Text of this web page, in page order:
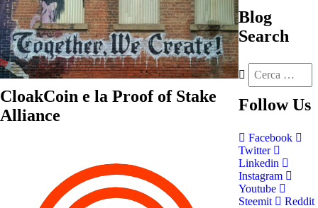
CloakCoin e la Proof of Stake
Alliance
Blog
Search
Follow Us
Facebook
Twitter
Linkedin
Instagram
Youtube
Steemit
Reddit